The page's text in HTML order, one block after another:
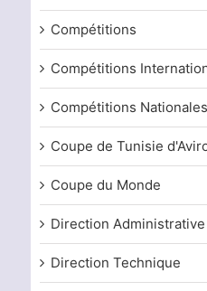
Compétitions
Compétitions
Compétitions Nationales
Coupe de Tunisie
Coupe du Monde
Direction Administrative
Direction Technique